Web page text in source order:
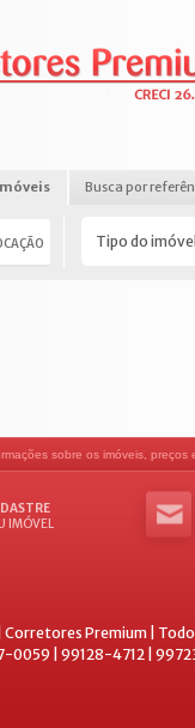
Busca por
sobre os imóveis,
IMÓVEL
Premium |
0059 | 99128-4712 |